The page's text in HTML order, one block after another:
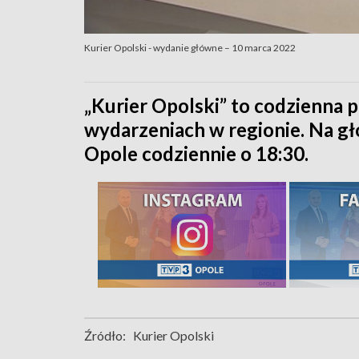
Kurier Opolski - wydanie główne – 10 marca 2022
„Kurier Opolski” to codzienna
wydarzeniach w regionie. Na
Opole codziennie o 18:30.
Źródło: Kurier Opolski